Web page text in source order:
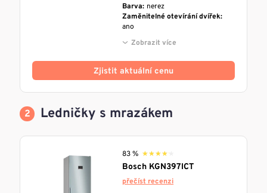
Barva: nerez
Zaměnitelné otevírání dvířek:
ano
Zobrazit více
Zjistit aktuální cenu
Ledničky s mrazákem
83 % ★★★★★
★★★★★
Bosch KGN397ICT
přečíst recenzi